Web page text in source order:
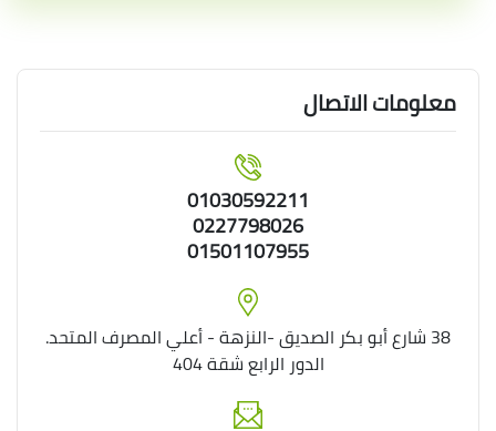
معلومات الاتصال
01030592211
0227798026
01501107955
38 شارع أبو بكر الصديق -النزهة - أعلي المصرف المتحد.
الدور الرابع شقة 404